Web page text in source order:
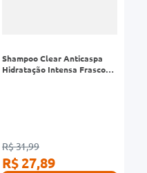
Shampoo Clear Anticaspa
Hidratação Intensa Frasco
R$ 31,99
R$ 27,89